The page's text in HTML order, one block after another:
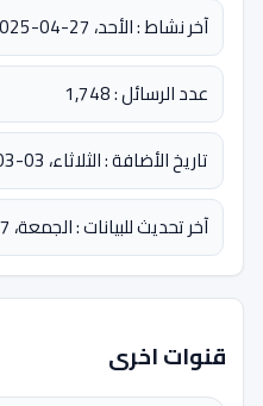
آخر نشاط : الأحد، 27-04-2025 05:37 مساءً
عدد الرسائل : 1,748
تاريخ الأضافة : الثلاثاء، 03-03-2020
آخر تحديث للبيانات : الجمعة، 27-02-2026 08:16:11 مساءً
قنوات اخرى